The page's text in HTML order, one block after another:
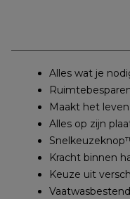
Alles wat je
Maakt het
Alles op zijn
Kracht binnen
Keuze uit